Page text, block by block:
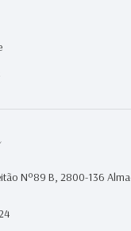
Nº89 B, 2800-136